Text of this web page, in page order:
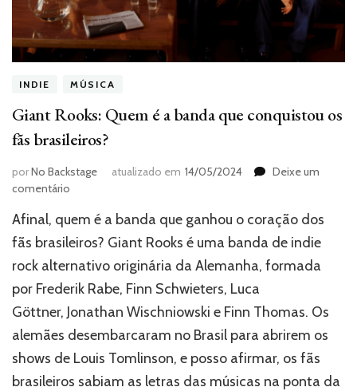
INDIE MÚSICA
Giant Rooks: Quem é a banda que conquistou os
fãs brasileiros?
porNo Backstage atualizado em 14/05/2024
Deixe um
comentário
Rooks:
Quem
a
banda
conquistou
os
fãs
brasileiros?
Afinal, quem é a banda que ganhou o coração dos
fãs brasileiros? Giant Rooks é uma banda de indie
rock alternativo originária da Alemanha, formada
por Frederik Rabe, Finn Schwieters, Luca
Göttner, Jonathan Wischniowski e Finn Thomas. Os
alemães desembarcaram no Brasil para abrirem os
shows de Louis Tomlinson, e posso afirmar, os fãs
brasileiros sabiam as letras das músicas na ponta da